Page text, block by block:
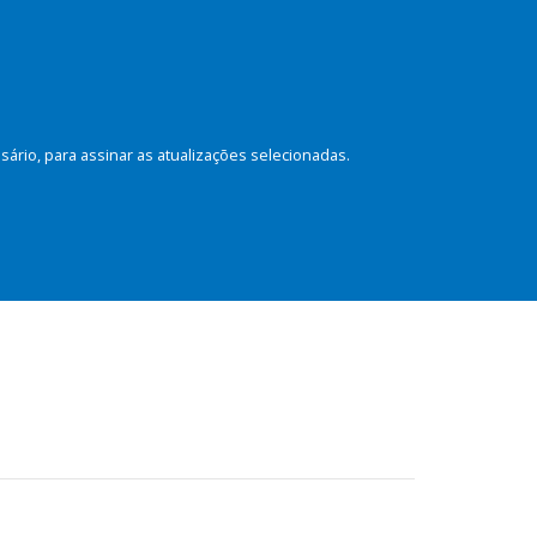
para assinar as atualizações selecionadas.